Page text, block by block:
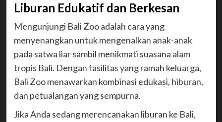
Liburan Edukatif dan Berkesan
Mengunjungi Bali Zoo adalah cara yang
menyenangkan untuk mengenalkan anak-anak
pada satwa liar sambil menikmati suasana alam
tropis Bali. Dengan fasilitas yang ramah keluarga,
Bali Zoo menawarkan kombinasi edukasi, hiburan,
dan petualangan yang sempurna.
Jika Anda sedang merencanakan liburan ke Bali,